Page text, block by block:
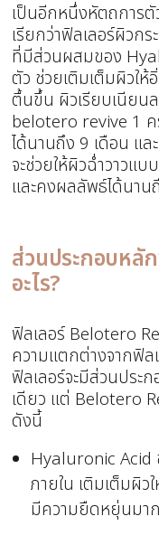
เป็นอีกหนึ่งหัตถการตั
เรียกว่าฟิลเลอร์ผิวก
ที่มีส่วนผสมของ
ตัว ช่วยเติมเต็มผิวใ
ตื้นขึ้น ผิวเรียบเนียน
belotero revive 1 ค
ได้นานถึง 9 เดือน แ
จะช่วยให้ผิวฉ่ำวาวแ
และคงผลลัพธ์ได้นาน
ส่วนประกอบหลั
อะไร?
ฟิลเลอร์ Belotero
ความแตกต่างจากฟิล
ฟิลเลอร์จะมีส่วนปร
เดียว แต่ Belotero
ดังนี้
Hyaluronic Acid
ภายใน เติมเต็มผิว
มีความยืดหยุ่นมา